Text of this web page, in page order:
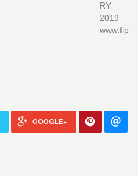
RY
2019
www.fip
GOOGLE+